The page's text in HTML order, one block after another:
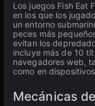
Los juegos Fish Eat
en los que los
un entorno
peces más
evitan los
incluye más de 10
navegadores web,
como en
Mecánicas